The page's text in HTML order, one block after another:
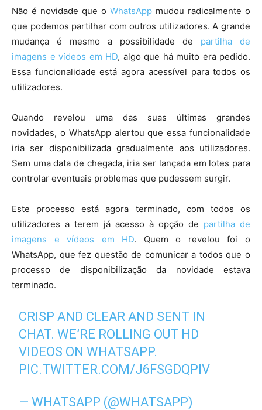
Não é novidade que o WhatsApp mudou radicalmente o
que podemos partilhar com outros utilizadores. A grande
mudança é mesmo a possibilidade de partilha de
imagens e vídeos em HD, algo que há muito era pedido.
Essa funcionalidade está agora acessível para todos os
utilizadores.
Quando revelou uma das suas últimas grandes
novidades, o WhatsApp alertou que essa funcionalidade
iria ser disponibilizada gradualmente aos utilizadores.
Sem uma data de chegada, iria ser lançada em lotes para
controlar eventuais problemas que pudessem surgir.
Este processo está agora terminado, com todos os
utilizadores a terem já acesso à opção de partilha de
imagens e vídeos em HD. Quem o revelou foi o
WhatsApp, que fez questão de comunicar a todos que o
processo de disponibilização da novidade estava
terminado.
CRISP AND CLEAR AND SENT IN
CHAT. WE’RE ROLLING OUT HD
VIDEOS ON WHATSAPP.
PIC.TWITTER.COM/J6FSGDQPIV
— WHATSAPP (@WHATSAPP)